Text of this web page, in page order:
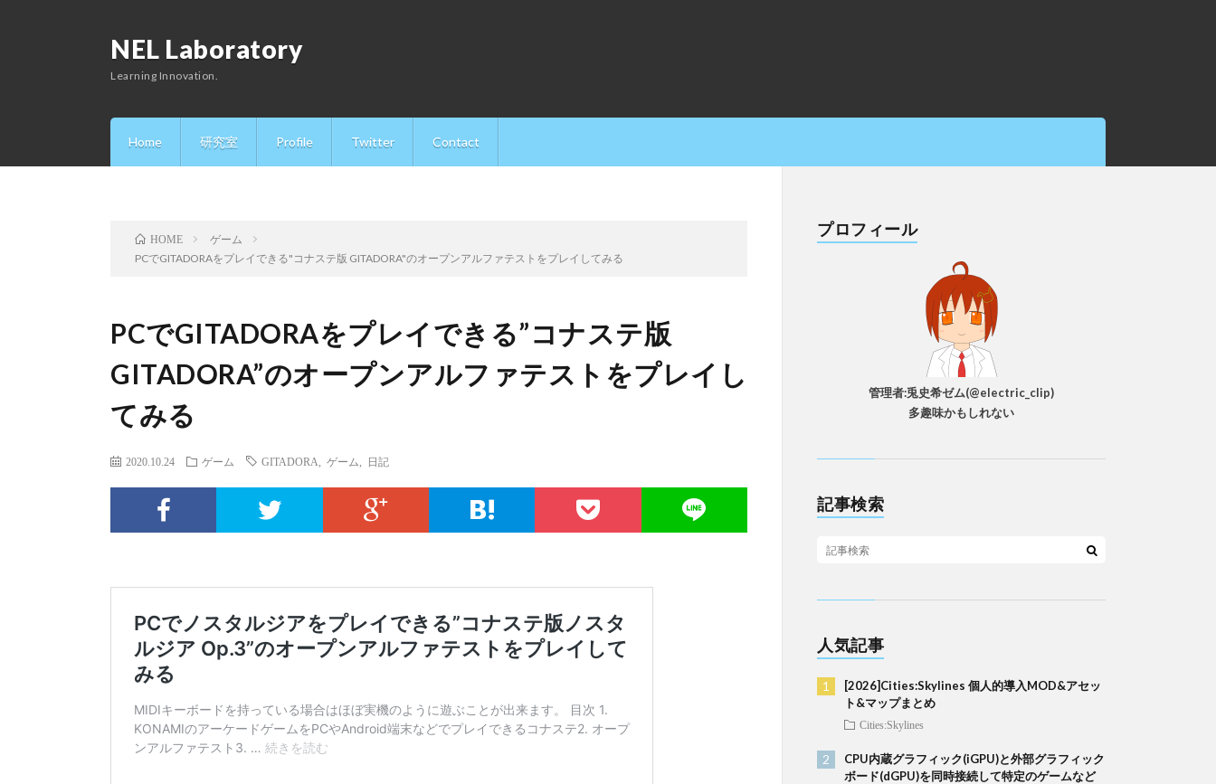
NEL Laboratory
Learning Innovation.
Home 研究室 Profile Twitter Contact
HOME
ゲーム
PCでGITADORAをプレイできる"コナステ版 GITADORA"のオープンアルファテストをプレイしてみる
PCでGITADORAをプレイできる”コナステ版
GITADORA”のオープンアルファテストをプレイし
てみる
2020.10.24 ゲーム GITADORA ゲーム 日記
プロフィール
管理者:兎史希ゼム(@electric_clip)
多趣味かもしれない
記事検索
人気記事
[2026]Cities:Skylines 個人的導入MOD&アセッ
ト&マップまとめ
Cities:Skylines
CPU内蔵グラフィック(iGPU)と外部グラフィック
ボード(dGPU)を同時接続して特定のゲームなど